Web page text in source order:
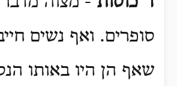
סופרים. ואף נשים
שאף הן היו באותו